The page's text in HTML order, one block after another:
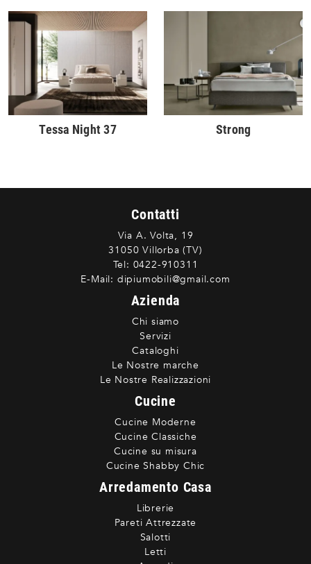
Tessa Night 37 Strong
Contatti
Via A. Volta, 19
31050 Villorba (TV)
Tel: 0422-910311
E-Mail: dipiumobili@gmail.com
Azienda
Chi siamo
Servizi
Cataloghi
Le Nostre marche
Le Nostre Realizzazioni
Cucine
Cucine Moderne
Cucine Classiche
Cucine su misura
Cucine Shabby Chic
Arredamento Casa
Librerie
Pareti Attrezzate
Salotti
Letti